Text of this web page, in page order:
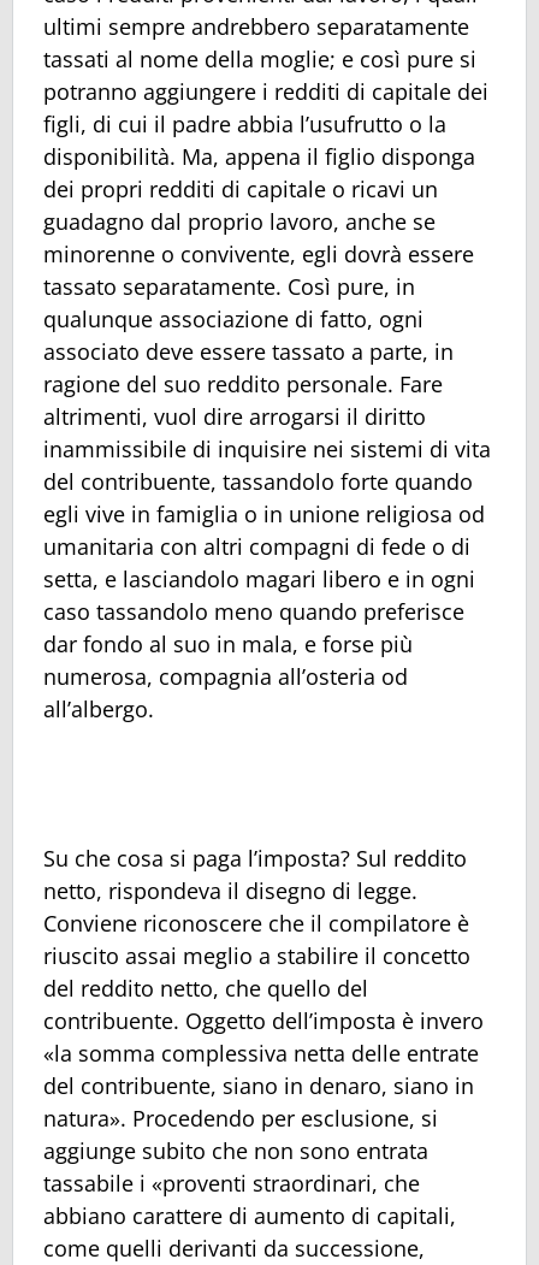
ultimi sempre andrebbero separatamente
tassati al nome della moglie; e così pure si
potranno aggiungere i redditi di capitale dei
figli, di cui il padre abbia l’usufrutto o la
disponibilità. Ma, appena il figlio disponga
dei propri redditi di capitale o ricavi un
guadagno dal proprio lavoro, anche se
minorenne o convivente, egli dovrà essere
tassato separatamente. Così pure, in
qualunque associazione di fatto, ogni
associato deve essere tassato a parte, in
ragione del suo reddito personale. Fare
altrimenti, vuol dire arrogarsi il diritto
inammissibile di inquisire nei sistemi di vita
del contribuente, tassandolo forte quando
egli vive in famiglia o in unione religiosa od
umanitaria con altri compagni di fede o di
setta, e lasciandolo magari libero e in ogni
caso tassandolo meno quando preferisce
dar fondo al suo in mala, e forse più
numerosa, compagnia all’osteria od
all’albergo.
Su che cosa si paga l’imposta? Sul reddito
netto, rispondeva il disegno di legge.
Conviene riconoscere che il compilatore è
riuscito assai meglio a stabilire il concetto
del reddito netto, che quello del
contribuente. Oggetto dell’imposta è invero
«la somma complessiva netta delle entrate
del contribuente, siano in denaro, siano in
natura». Procedendo per esclusione, si
aggiunge subito che non sono entrata
tassabile i «proventi straordinari, che
abbiano carattere di aumento di capitali,
come quelli derivanti da successione,